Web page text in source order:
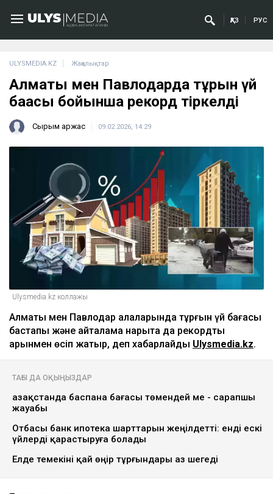
ҚАЗ РУС
ULYSMEDIA.KZ Жаңалықтар
Алматы мен Павлодарда тұрғын үй
бағасы бойынша рекорд тіркелді
Сырым Қаржас 09.02.2026, 14:29
Ulysmedia.kz коллажы
Алматы мен Павлодар қалаларында тұрғын үй бағасы
бастапқы және қайталама нарықта да рекордтық
қарқынмен өсіп жатыр, деп хабарлайды Ulysmedia.kz.
ТАҒЫ ДА ОҚЫҢЫЗДАР
Қазақстанда баспана бағасы төмендей ме - сарапшы
жауабы
Отбасы банк ипотека шарттарын жеңілдетті: енді ескі
үйлерді қарастыруға болады
Елде темекіні қай өңір тұрғындары аз шегеді